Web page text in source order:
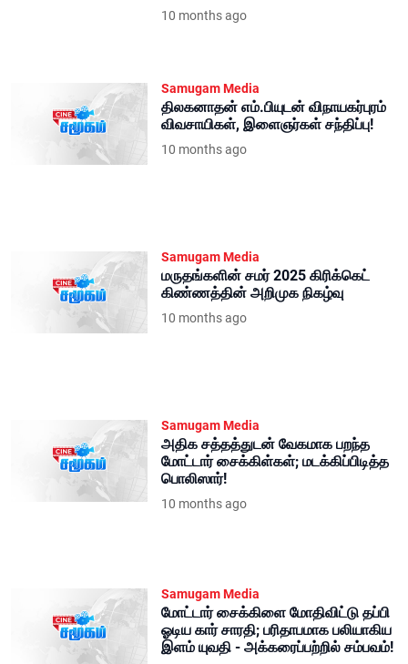
10 months ago
Samugam Media
திலகனாதன் எம்.பியுடன் விநாயகர்புரம்
விவசாயிகள், இளைஞர்கள் சந்திப்பு!
10 months ago
Samugam Media
மருதங்களின் சமர் 2025 கிரிக்கெட்
கிண்ணத்தின் அறிமுக நிகழ்வு
10 months ago
Samugam Media
அதிக சத்தத்துடன் வேகமாக பறந்த
மோட்டார் சைக்கிள்கள்; மடக்கிப்பிடித்த
பொலிஸார்!
10 months ago
Samugam Media
மோட்டார் சைக்கிளை மோதிவிட்டு தப்பி
ஓடிய கார் சாரதி; பரிதாபமாக பலியாகிய
இளம் யுவதி - அக்கரைப்பற்றில் சம்பவம்!